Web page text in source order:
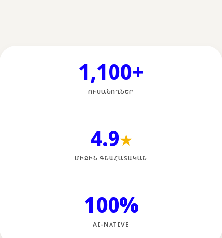
1,100+
ՈՒՍԱՆՈՂՆԵՐ
4.9★
ՄԻՋԻՆ ԳՆԱՀԱՏԱԿԱՆ
100%
AI-NATIVE